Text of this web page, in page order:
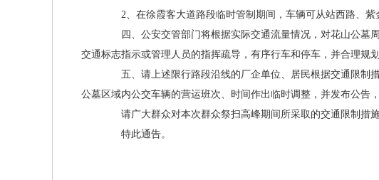
2、在徐霞客大道路段临时管制期间，车辆可从站西路、紫
四、公安交管部门将根据实际交通流量情况，对花山公墓周
交通标志指示或管理人员的指挥疏导，有序行车和停车，并合理规划
五、请上述限行路段沿线的厂企单位、居民根据交通限制措
公墓区域内公交车辆的营运班次、时间作出临时调整，并发布公告
请广大群众对本次群众祭扫高峰期间所采取的交通限制措施
特此通告。